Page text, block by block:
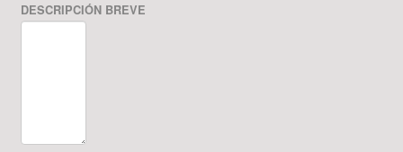
DESCRIPCIÓN BREVE